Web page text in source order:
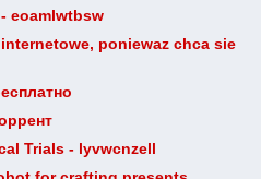
eoamlwtbsw
poniewaz chca sie
Trials - lyvwcnzell